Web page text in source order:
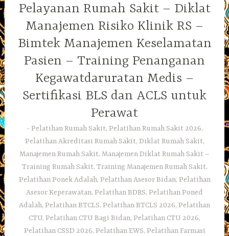
Pelayanan Rumah Sakit – Diklat
Manajemen Risiko Klinik RS –
Bimtek Manajemen Keselamatan
Pasien – Training Penanganan
Kegawatdaruratan Medis –
Sertifikasi BLS dan ACLS untuk
Perawat
Pelatihan Rumah Sakit, Pelatihan Rumah Sakit 2026,
Pelatihan Akreditasi Rumah Sakit, Diklat Rumah Sakit,
Manajemen Rumah Sakit, Manajemen Diklat Rumah Sakit –
Training Rumah Sakit, Training Manajemen Rumah Sakit,
Pelatihan Ponek Adalah, Pelatihan Asesor Bidan, Pelatihan
Asesor Keperawatan, Pelatihan BDRS, Pelatihan Poned
Adalah, Pelatihan BTCLS, Pelatihan BTCLS 2026, Pelatihan
CTU, Pelatihan CTU Bagi Bidan, Pelatihan CTU 2026,
Pelatihan CSSD 2026, Pelatihan EWS, Pelatihan Farmasi